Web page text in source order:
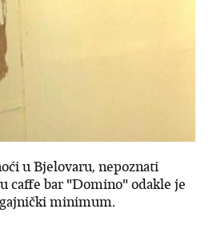
u Bjelovaru, nepoznati
caffe bar "Domino" odakle je
minimum.